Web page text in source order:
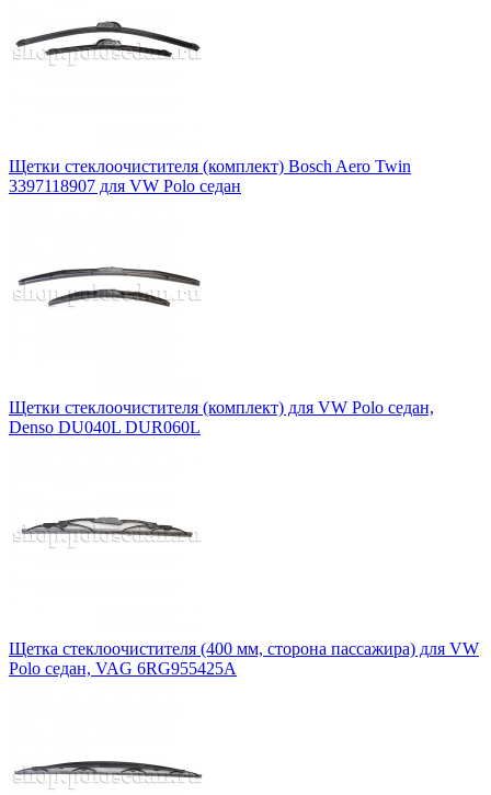
Щетки стеклоочистителя (комплект) Bosch Aero Twin
3397118907 для VW Polo седан
Щетки стеклоочистителя (комплект) для VW Polo седан,
Denso DU040L DUR060L
Щетка стеклоочистителя (400 мм, сторона пассажира) для VW
Polo седан, VAG 6RG955425A